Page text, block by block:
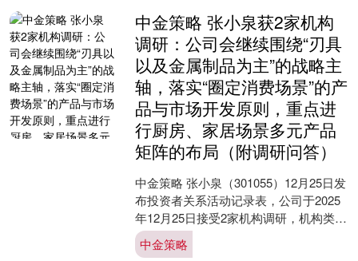
中金策略 张小泉获2家机构
调研：公司会继续围绕“刃具
以及金属制品为主”的战略主
轴，落实“圈定消费场景”的产
品与市场开发原则，重点进
行厨房、家居场景多元产品
矩阵的布局（附调研问答）
中金策略 张小泉（301055）12月25日发
布投资者关系活动记录表，公司于2025
年12月25日接受2家机构调研，机构类型
为基金公司、证券公司。 投资者关系
活....
中金策略